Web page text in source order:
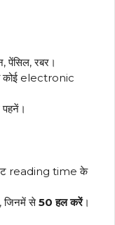
पेंसिल, रबर।
कोई electronic
पहनें।
reading time के
जिनमें से50 हल करें।